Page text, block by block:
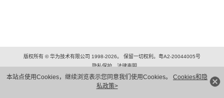
本站点使用Cookies，继续浏览表示您同意我们使用Cookies。 Cookies和隐
私政策>
版权所有 © 华为技术有限公司 1998-2026。 保留一切权利。粤A2-20044005号
隐私保护
法律声明